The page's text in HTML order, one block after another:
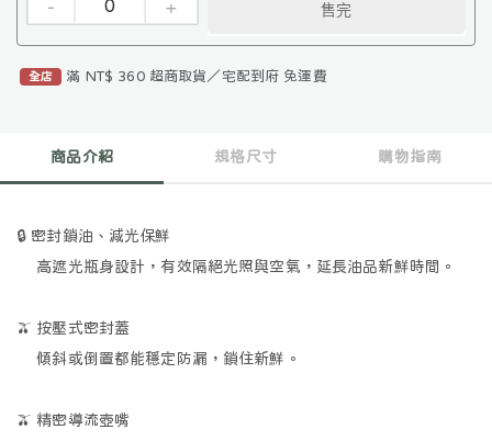
售完
全店 滿 NT$ 360 超商取貨／宅配到府 免運費
商品介紹 規格尺寸 購物指南
🔒 密封鎖油、減光保鮮
高遮光瓶身設計，有效隔絕光照與空氣，延長油品新鮮時間。
🫒 按壓式密封蓋
傾斜或倒置都能穩定防漏，鎖住新鮮。
🫒 精密導流壺嘴